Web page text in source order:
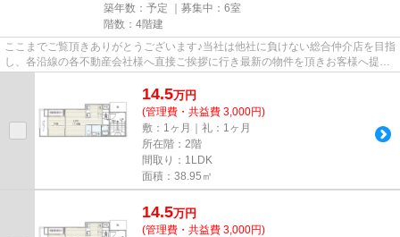
築年数：予定 ｜募集中： 6室
階数：4階建
ここまでご覧頂きありがとうございます♪当社は他社に負けない総合仲介店を目指
し、各沿線の各不動産会社様へ直接ご挨拶に行き最新の物件を頂きお客様へ提供
14.5万円
(管理費・共益費 3,000円)
敷：1ヶ月｜礼：1ヶ月
所在階：2階
間取り：1LDK
面積：38.95㎡
14.5万円
(管理費・共益費 3,000円)